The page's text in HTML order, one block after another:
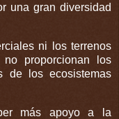
una gran diversidad
ni los terrenos
proporcionan los
de los ecosistemas
más apoyo a la